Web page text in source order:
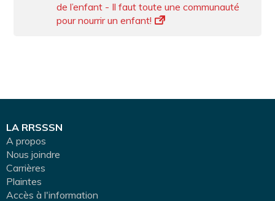
de l’enfant - Il faut toute une communauté
pour nourrir un enfant!
LA RRSSSN
A propos
Nous joindre
Carrières
Plaintes
Accès à l'information